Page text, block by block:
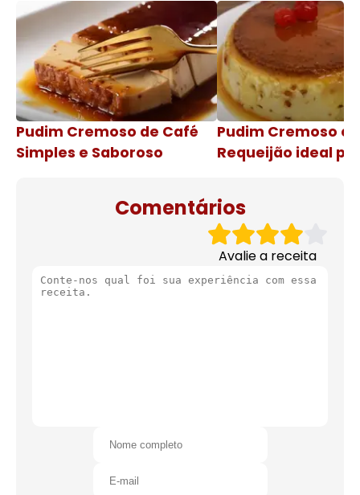
Pudim Cremoso de Café
Simples e Saboroso
Pudim Cremoso
Requeijão ideal
Comentários
Avalie a receita